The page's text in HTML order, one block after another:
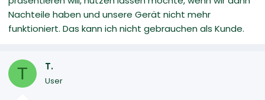
Nachteile haben und unsere Gerät nicht mehr
funktioniert. Das kann ich nicht gebrauchen als Kunde.
T T.
User